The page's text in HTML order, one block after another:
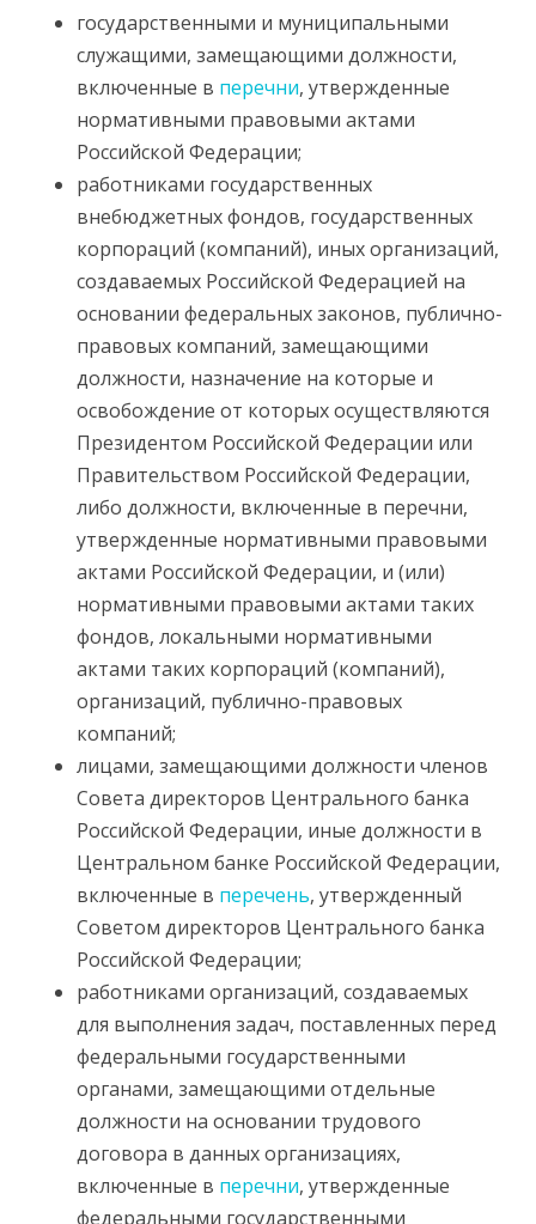
государственными и муниципальными
служащими, замещающими должности,
включенные в перечни, утвержденные
нормативными правовыми актами
Российской Федерации;
работниками государственных
внебюджетных фондов, государственных
корпораций (компаний), иных организаций,
создаваемых Российской Федерацией на
основании федеральных законов, публично-
правовых компаний, замещающими
должности, назначение на которые и
освобождение от которых осуществляются
Президентом Российской Федерации или
Правительством Российской Федерации,
либо должности, включенные в перечни,
утвержденные нормативными правовыми
актами Российской Федерации, и (или)
нормативными правовыми актами таких
фондов, локальными нормативными
актами таких корпораций (компаний),
организаций, публично-правовых
компаний;
лицами, замещающими должности членов
Совета директоров Центрального банка
Российской Федерации, иные должности в
Центральном банке Российской Федерации,
включенные в перечень, утвержденный
Советом директоров Центрального банка
Российской Федерации;
работниками организаций, создаваемых
для выполнения задач, поставленных перед
федеральными государственными
органами, замещающими отдельные
должности на основании трудового
договора в данных организациях,
включенные в перечни, утвержденные
федеральными государственными